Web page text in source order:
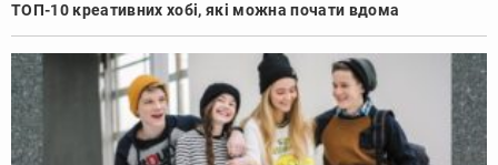
ТОП-10 креативних хобі, які можна почати вдома